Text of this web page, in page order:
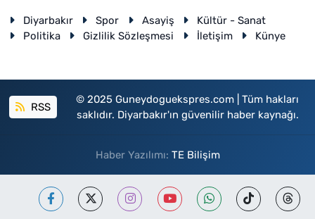
Diyarbakır Spor Asayiş
Kültür - Sanat
Politika
Gizlilik Sözleşmesi İletişim Künye
RSS
© 2025 Guneydoguekspres.com | Tüm hakları
saklıdır. Diyarbakır'ın güvenilir haber kaynağı.
Haber Yazılımı: TE Bilişim